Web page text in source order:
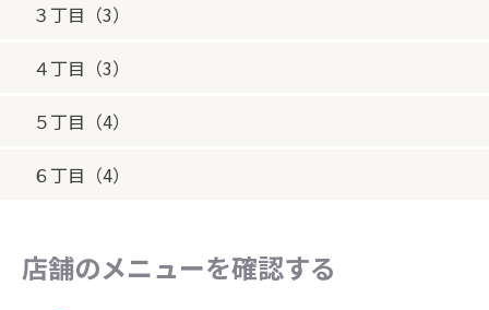
３丁目（3）
４丁目（3）
５丁目（4）
６丁目（4）
店舗のメニューを確認する